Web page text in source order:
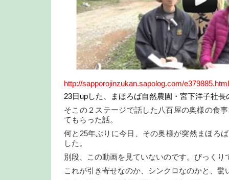
http://sapporojinzukan.sapolog.com/
23日upした、まほろば自然農園・宮下洋子社
そこの２ステージで話した八百屋の奥様の食
てもらった話。
何と25年ぶりに今日、その奥様が突然まほろ
した。
別段、この動画を見ていないのです。びっくり
これが引き寄せなのか、シンクロなのかと、驚